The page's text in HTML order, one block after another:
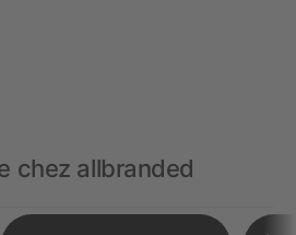
chez allbranded